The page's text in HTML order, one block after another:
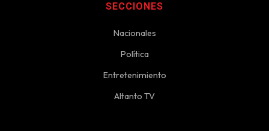
SECCIONES
Nacionales
Política
Entretenimiento
Altanto TV